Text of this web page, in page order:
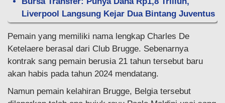
Liverpool Langsung Kejar Dua Bintang Juventus
Pemain yang memiliki nama lengkap Charles De
Ketelaere berasal dari Club Brugge. Sebenarnya
kontrak sang pemain berusia 21 tahun tersebut baru
akan habis pada tahun 2024 mendatang.
Namun pemain kelahiran Brugge, Belgia tersebut